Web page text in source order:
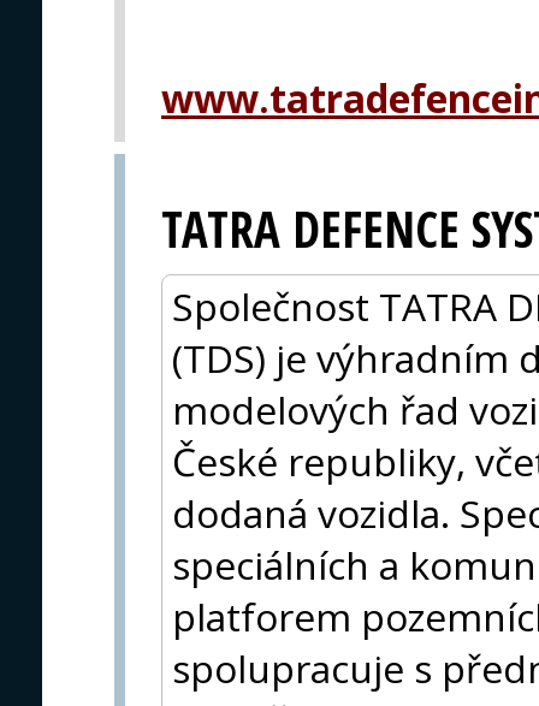
TATRA DEFENCE
Společnost TATRA
(TDS) je výhradním
modelových řad
České republiky,
dodaná vozidla.
speciálních a
platforem
spolupracuje s